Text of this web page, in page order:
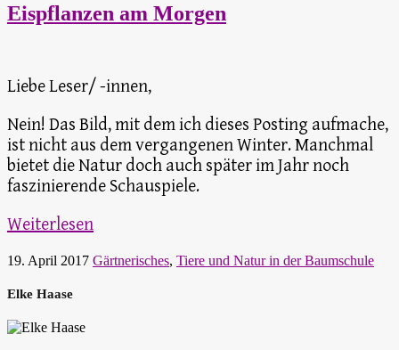
Eispflanzen am Morgen
Liebe Leser/ -innen,
Nein! Das Bild, mit dem ich dieses Posting aufmache,
ist nicht aus dem vergangenen Winter. Manchmal
bietet die Natur doch auch später im Jahr noch
faszinierende Schauspiele.
Weiterlesen
19. April 2017 Gärtnerisches, Tiere und Natur in der Baumschule
Elke Haase